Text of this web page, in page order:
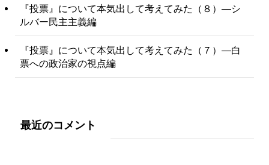
『投票』について本気出して考えてみた（８）―シ
ルバー民主主義編
『投票』について本気出して考えてみた（７）―白
票への政治家の視点編
最近のコメント